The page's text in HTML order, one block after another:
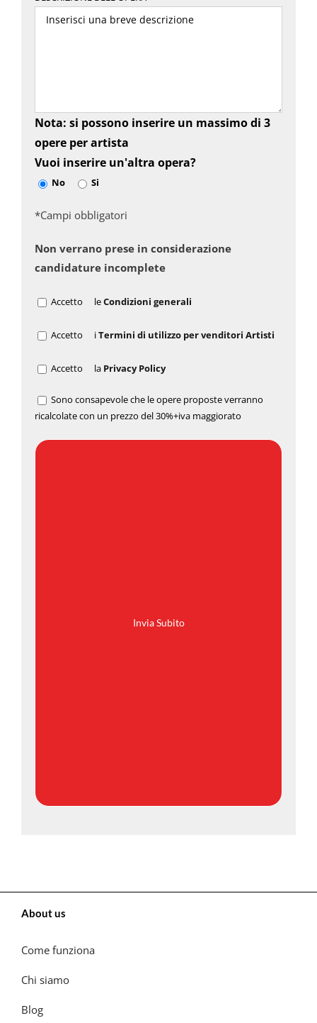
Nota: si possono inserire un massimo di 3
opere per artista
Vuoi inserire un'altra opera?
No Si
*Campi obbligatori
Non verrano prese in considerazione
candidature incomplete
Accetto leCondizioni generali
Accetto iTermini di utilizzo per venditori Artisti
Accetto la Privacy Policy
Sono consapevole che le opere proposte verranno
ricalcolate con un prezzo del 30%+iva maggiorato
About us
Come funziona
Chi siamo
Blog